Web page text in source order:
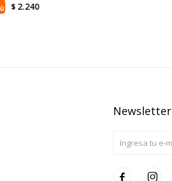
$ 2.240
Newsletter
 